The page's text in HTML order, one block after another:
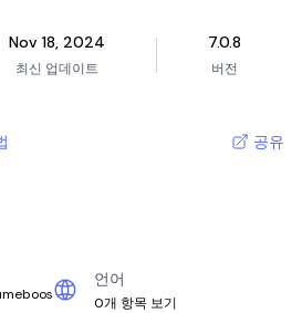
Nov 18, 2024
최신 업데이트
7.0.8
버전
공유
언어
0개 항목 보기